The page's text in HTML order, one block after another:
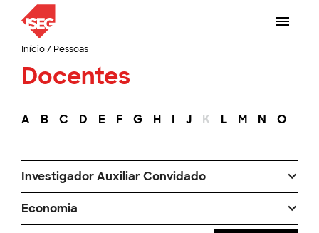
Início/ Pessoas
Docentes
A B C D E F G H I J K L M N O
Investigador Auxiliar Convidado
Economia